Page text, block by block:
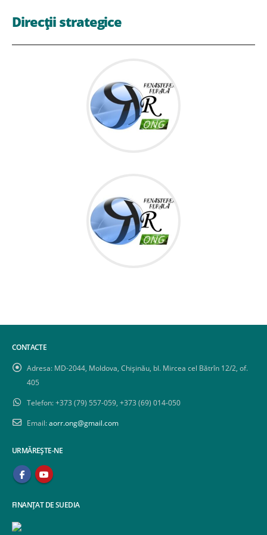
Direcții strategice
CONTACTE
Adresa: MD-2044, Moldova, Chișinău, bl. Mircea cel Bătrîn 12/2, of.
405
Telefon:+373 (79) 557-059, +373 (69) 014-050
Email:aorr.ong@gmail.com
URMĂREȘTE-NE
FINANȚAT DE SUEDIA